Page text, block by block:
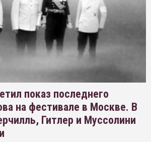
показ последнего
на фестивале в Москве. В
Гитлер и Муссолини